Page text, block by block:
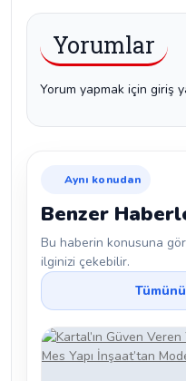
Yorumlar
Yorum yapmak için giriş
Aynı konudan
Benzer
Bu haberin konusuna
ilginizi çekebilir.